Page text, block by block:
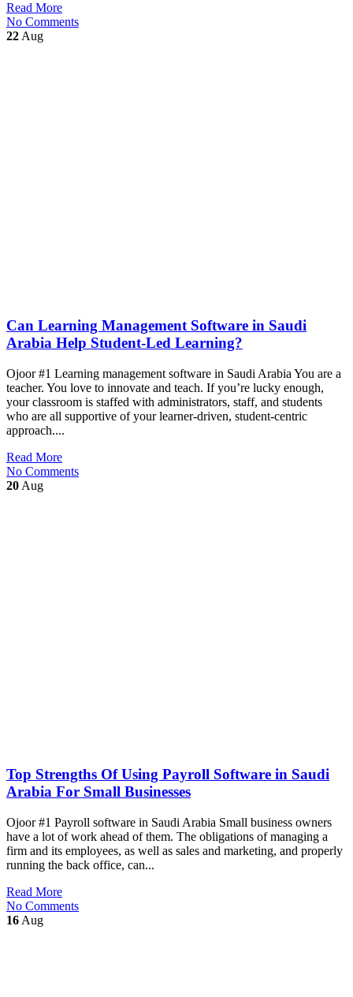
Read More
No Comments
22 Aug
Can Learning Management Software in Saudi
Arabia Help Student-Led Learning?
Ojoor #1 Learning management software in Saudi Arabia You are a
teacher. You love to innovate and teach. If you’re lucky enough,
your classroom is staffed with administrators, staff, and students
who are all supportive of your learner-driven, student-centric
approach....
Read More
No Comments
20 Aug
Top Strengths Of Using Payroll Software in Saudi
Arabia For Small Businesses
Ojoor #1 Payroll software in Saudi Arabia Small business owners
have a lot of work ahead of them. The obligations of managing a
firm and its employees, as well as sales and marketing, and properly
running the back office, can...
Read More
No Comments
16 Aug